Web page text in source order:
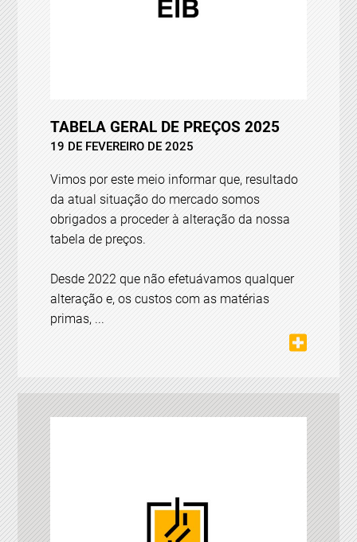
TABELA GERAL DE PREÇOS 2025
19 DE FEVEREIRO DE 2025
Vimos por este meio informar que, resultado
da atual situação do mercado somos
obrigados a proceder à alteração da nossa
tabela de preços.
Desde 2022 que não efetuávamos qualquer
alteração e, os custos com as matérias
primas, ...